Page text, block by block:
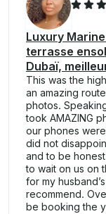
Luxury
terrasse
Dubaï,
This was the
an amazing
photos.
took AMAZING
our phones
did not
and to be
to wait on us on
for my
recommend.
be booking the